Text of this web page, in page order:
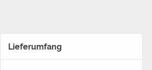
Lieferumfang